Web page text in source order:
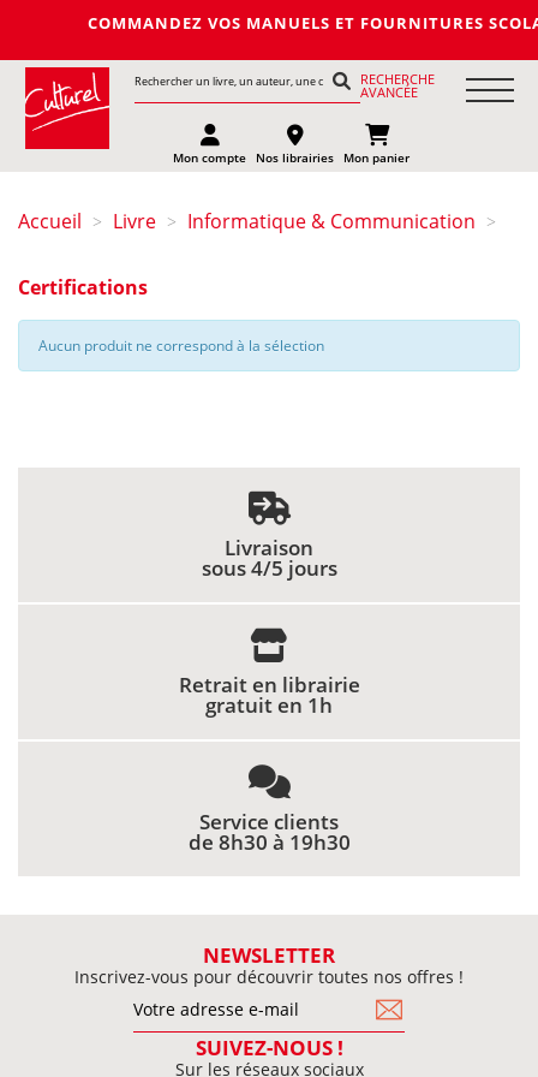
COMMANDEZ VOS MANUELS ET
RECHERCHE
AVANCÉE
Mon compte Nos librairies Mon panier
Accueil > Livre > Informatique & Communication >
Certifications
Aucun produit ne correspond à la sélection
Livraison
sous 4/5 jours
Retrait en librairie
gratuit en 1h
Service clients
de 8h30 à 19h30
NEWSLETTER
Inscrivez-vous pour découvrir toutes nos offres !
SUIVEZ-NOUS !
Sur les réseaux sociaux